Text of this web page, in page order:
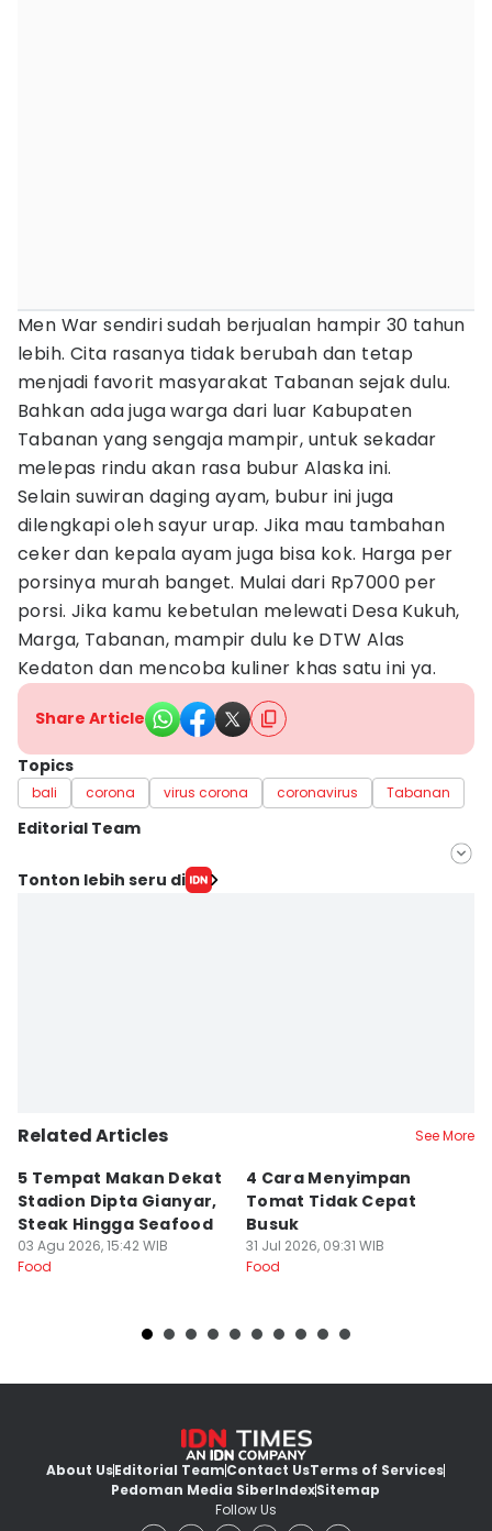
Men War sendiri sudah berjualan hampir 30 tahun
lebih. Cita rasanya tidak berubah dan tetap
menjadi favorit masyarakat Tabanan sejak dulu.
Bahkan ada juga warga dari luar Kabupaten
Tabanan yang sengaja mampir, untuk sekadar
melepas rindu akan rasa bubur Alaska ini.
Selain suwiran daging ayam, bubur ini juga
dilengkapi oleh sayur urap. Jika mau tambahan
ceker dan kepala ayam juga bisa kok. Harga per
porsinya murah banget. Mulai dari Rp7000 per
porsi. Jika kamu kebetulan melewati Desa Kukuh,
Marga, Tabanan, mampir dulu ke DTW Alas
Kedaton dan mencoba kuliner khas satu ini ya.
Share Article
Topics
bali corona virus corona coronavirus Tabanan
Editorial Team
Editor
Tonton lebih seru di
Related Articles See More
5 Tempat Makan Dekat
Stadion Dipta Gianyar,
Steak Hingga Seafood
03 Agu 2026, 15:42 WIB
Food
4 Cara Menyimpan
Tomat Tidak Cepat
Busuk
31 Jul 2026, 09:31 WIB
Food
About UsEditorial TeamContact UsTerms of Services
Pedoman Media SiberIndexSitemap
Follow Us